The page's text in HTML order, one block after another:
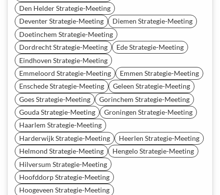
Den Helder Strategie-Meeting
Deventer Strategie-Meeting
Diemen Strategie-Meeting
Doetinchem Strategie-Meeting
Dordrecht Strategie-Meeting
Ede Strategie-Meeting
Eindhoven Strategie-Meeting
Emmeloord Strategie-Meeting
Emmen Strategie-Meeting
Enschede Strategie-Meeting
Geleen Strategie-Meeting
Goes Strategie-Meeting
Gorinchem Strategie-Meeting
Gouda Strategie-Meeting
Groningen Strategie-Meeting
Haarlem Strategie-Meeting
Harderwijk Strategie-Meeting
Heerlen Strategie-Meeting
Helmond Strategie-Meeting
Hengelo Strategie-Meeting
Hilversum Strategie-Meeting
Hoofddorp Strategie-Meeting
Hoogeveen Strategie-Meeting